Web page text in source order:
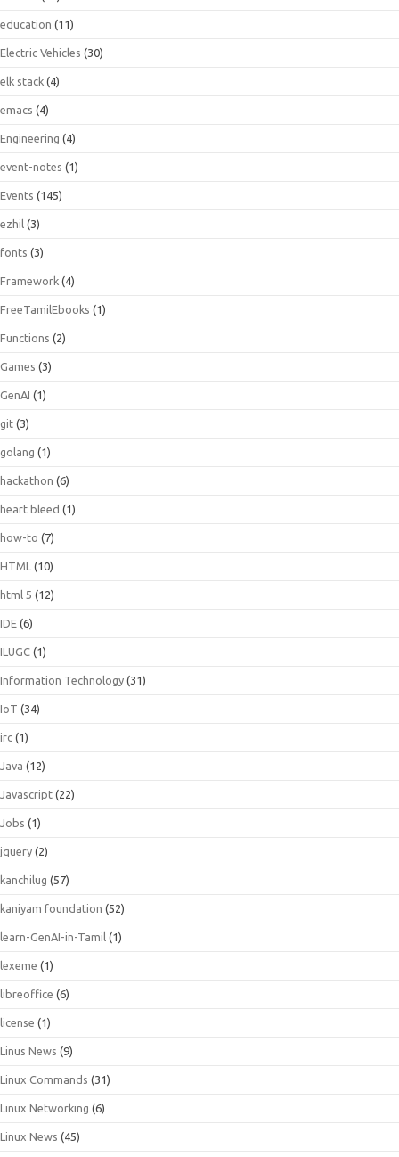
education (11)
Electric Vehicles (30)
elk stack (4)
emacs (4)
Engineering (4)
event-notes (1)
Events (145)
ezhil (3)
fonts (3)
Framework (4)
FreeTamilEbooks (1)
Functions (2)
Games (3)
GenAI (1)
git (3)
golang (1)
hackathon (6)
heart bleed (1)
how-to (7)
HTML (10)
html 5 (12)
IDE (6)
ILUGC (1)
Information Technology (31)
IoT (34)
irc (1)
Java (12)
Javascript (22)
Jobs (1)
jquery (2)
kanchilug (57)
kaniyam foundation (52)
learn-GenAI-in-Tamil (1)
lexeme (1)
libreoffice (6)
license (1)
Linus News (9)
Linux Commands (31)
Linux Networking (6)
Linux News (45)